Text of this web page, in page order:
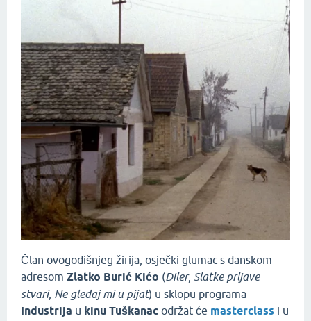
Član ovogodišnjeg žirija, osječki glumac s danskom
adresom Zlatko Burić Kićo (Diler, Slatke prljave
stvari, Ne gledaj mi u pijat) u sklopu programa
Industrija u kinu Tuškanac održat će masterclass i u